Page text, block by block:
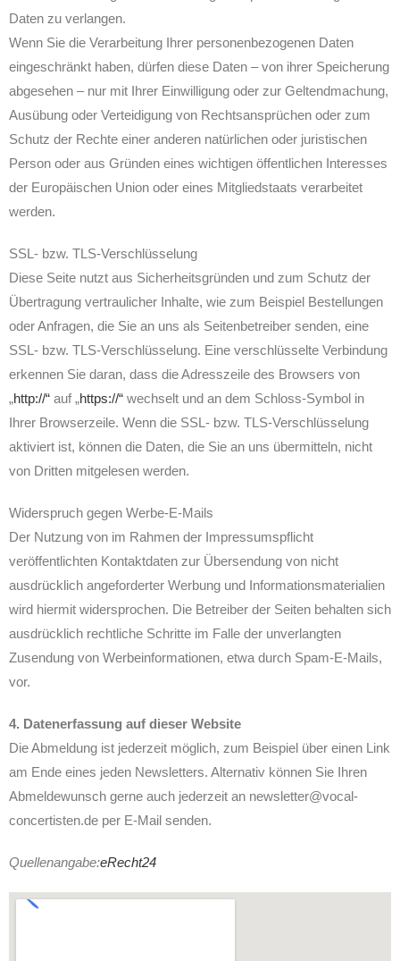
Daten zu verlangen.
Wenn Sie die Verarbeitung Ihrer personenbezogenen Daten
eingeschränkt haben, dürfen diese Daten – von ihrer Speicherung
abgesehen – nur mit Ihrer Einwilligung oder zur Geltendmachung,
Ausübung oder Verteidigung von Rechtsansprüchen oder zum
Schutz der Rechte einer anderen natürlichen oder juristischen
Person oder aus Gründen eines wichtigen öffentlichen Interesses
der Europäischen Union oder eines Mitgliedstaats verarbeitet
werden.
SSL- bzw. TLS-Verschlüsselung
Diese Seite nutzt aus Sicherheitsgründen und zum Schutz der
Übertragung vertraulicher Inhalte, wie zum Beispiel Bestellungen
oder Anfragen, die Sie an uns als Seitenbetreiber senden, eine
SSL- bzw. TLS-Verschlüsselung. Eine verschlüsselte Verbindung
erkennen Sie daran, dass die Adresszeile des Browsers von
„http://“ auf „https://“ wechselt und an dem Schloss-Symbol in
Ihrer Browserzeile. Wenn die SSL- bzw. TLS-Verschlüsselung
aktiviert ist, können die Daten, die Sie an uns übermitteln, nicht
von Dritten mitgelesen werden.
Widerspruch gegen Werbe-E-Mails
Der Nutzung von im Rahmen der Impressumspflicht
veröffentlichten Kontaktdaten zur Übersendung von nicht
ausdrücklich angeforderter Werbung und Informationsmaterialien
wird hiermit widersprochen. Die Betreiber der Seiten behalten sich
ausdrücklich rechtliche Schritte im Falle der unverlangten
Zusendung von Werbeinformationen, etwa durch Spam-E-Mails,
vor.
4. Datenerfassung auf dieser Website
Die Abmeldung ist jederzeit möglich, zum Beispiel über einen Link
am Ende eines jeden Newsletters. Alternativ können Sie Ihren
Abmeldewunsch gerne auch jederzeit an newsletter@vocal-
concertisten.de per E-Mail senden.
Quellenangabe:eRecht24